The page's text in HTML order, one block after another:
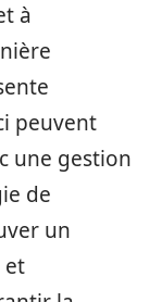
à
peuvent
une gestion
de
un
et